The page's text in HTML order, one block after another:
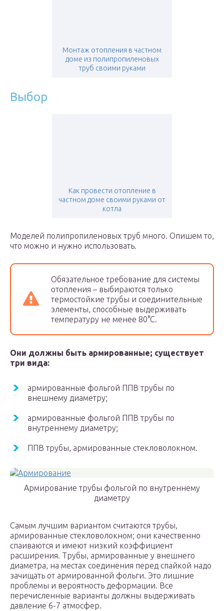
Монтаж отопления в частном
доме из полипропиленовых
труб своими руками
Выбор
Как провести отопление в
частном доме своими руками от
котла
Моделей полипропиленовых труб много. Опишем то,
что можно и нужно использовать.
Обязательное требование для системы
отопления – выбираются только
термостойкие трубы и соединительные
элементы, способные выдерживать
температуру не менее 80°C.
Они должны быть армированные; существует
три вида:
армированные фольгой ППВ трубы по
внешнему диаметру;
армированные фольгой ППВ трубы по
внутреннему диаметру;
ППВ трубы, армированные стекловолокном.
Армирование трубы фольгой по внутреннему
диаметру
Самым лучшим вариантом считаются трубы,
армированные стекловолокном; они качественно
спаиваются и имеют низкий коэффициент
расширения. Трубы, армированные у внешнего
диаметра, на местах соединения перед спайкой надо
зачищать от армированной фольги. Это лишние
проблемы и вероятность деформации. Все
перечисленные варианты должны выдерживать
давление 6-7 атмосфер.